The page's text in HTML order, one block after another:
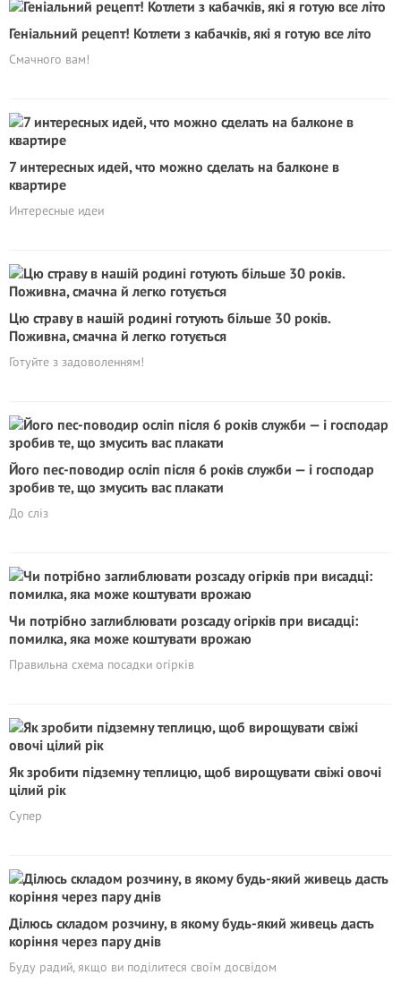
Геніальний рецепт! Котлети з кабачків, які я готую все літо
Смачного вам!
7 интересных идей, что можно сделать на балконе в
квартире
Интересные идеи
Цю страву в нашій родині готують більше 30 років.
Поживна, смачна й легко готується
Готуйте з задоволенням!
Його пес-поводир осліп після 6 років служби — і господар
зробив те, що змусить вас плакати
До сліз
Чи потрібно заглиблювати розсаду огірків при висадці:
помилка, яка може коштувати врожаю
Правильна схема посадки огірків
Як зробити підземну теплицю, щоб вирощувати свіжі овочі
цілий рік
Супер
Ділюсь складом розчину, в якому будь-який живець дасть
коріння через пару днів
Буду радий, якщо ви поділитеся своїм досвідом